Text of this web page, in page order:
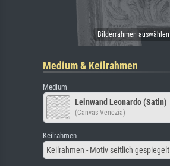
Medium & Keilrahmen
Medium
Leinwand Leonardo (Satin)
(Canvas Venezia)
Keilrahmen
Keilrahmen - Motiv seitlich gespiegelt